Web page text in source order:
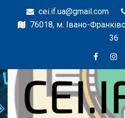
cei.if.ua@gmail.com
76018, м. Івано-
36